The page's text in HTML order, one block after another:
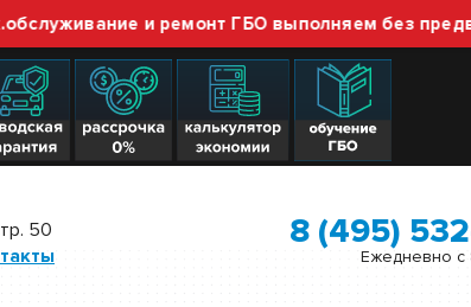
и ремонт ГБО выполняем без
50
8 (495)
Ежедневно с